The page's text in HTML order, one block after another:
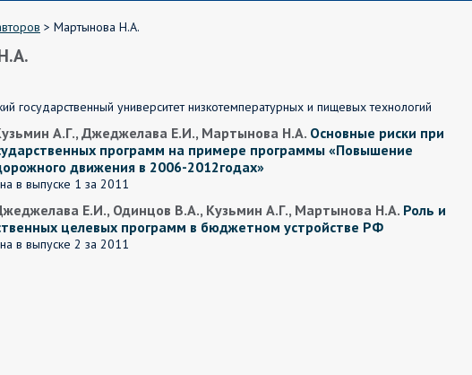
> Мартынова Н.А.
государственный университет низкотемпературных и пищевых технологий
А.Г., Джеджелава Е.И., Мартынова Н.А. Основные риски при
программ на примере программы «Повышение
движения в 2006-2012годах»
в выпуске 1 за 2011
Е.И., Одинцов В.А., Кузьмин А.Г., Мартынова Н.А. Роль и
целевых программ в бюджетном устройстве РФ
в выпуске 2 за 2011